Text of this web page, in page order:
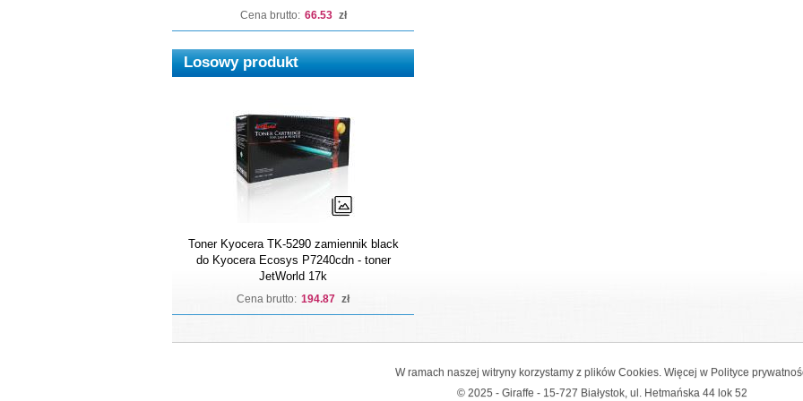
Cena brutto: 66.53 zł
Losowy produkt
Toner Kyocera TK-5290 zamiennik black
do Kyocera Ecosys P7240cdn - toner
JetWorld 17k
Cena brutto: 194.87 zł
W ramach naszej witryny korzystamy z plików Cookies. Więcej w Polityce
© 2025 - Giraffe - 15-727 Białystok, ul. Hetmańska 44 lok 52